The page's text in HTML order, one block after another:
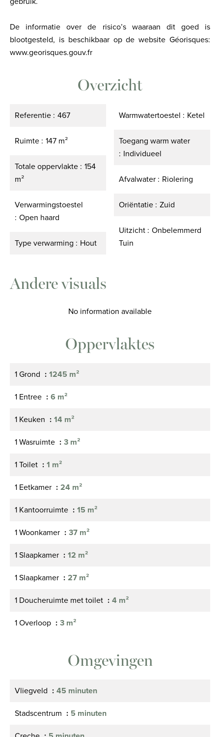
De informatie over de risico’s waaraan dit goed is
blootgesteld, is beschikbaar op de website Géorisques:
www.georisques.gouv.fr
Overzicht
Referentie 467
Ruimte 147 m²
Totale oppervlakte 154
m²
Verwarmingstoestel
Open haard
Type verwarming Hout
Warmwatertoestel Ketel
Toegang warm water
Individueel
Afvalwater Riolering
Oriëntatie Zuid
Uitzicht Onbelemmerd
Tuin
Andere visuals
No information available
Oppervlaktes
1 Grond
1245 m²
1 Entree
6 m²
1 Keuken
14 m²
1 Wasruimte
3 m²
1 Toilet
1 m²
1 Eetkamer
24 m²
1 Kantoorruimte
15 m²
1 Woonkamer
37 m²
1 Slaapkamer
12 m²
1 Slaapkamer
27 m²
1 Doucheruimte met toilet
4 m²
1 Overloop
3 m²
Omgevingen
Vliegveld
45 minuten
Stadscentrum
5 minuten